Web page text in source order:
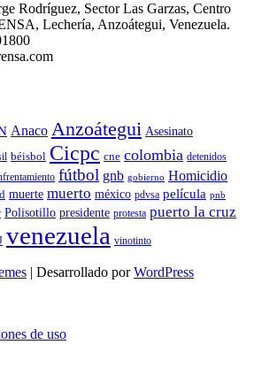
Rodríguez, Sector Las Garzas, Centro
Lechería, Anzoátegui, Venezuela.
Anaco Anzoátegui Asesinato
béisbol Cicpc cne colombia detenidos
fútbol gnb gobierno Homicidio
muerte muerto méxico pdvsa película pnb
Polisotillo presidente protesta puerto la cruz
venezuela vinotinto
| Desarrollado porWordPress
de uso